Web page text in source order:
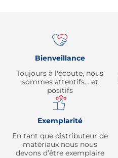
Bienveillance
Toujours à l'écoute, nous
sommes attentifs… et
positifs
Exemplarité
En tant que distributeur de
matériaux nous nous
devons d’être exemplaire